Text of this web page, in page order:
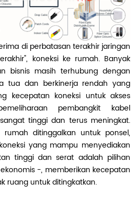
di perbatasan terakhir jaringan
koneksi ke rumah. Banyak
bisnis masih terhubung dengan
tua dan berkinerja rendah yang
kecepatan koneksi untuk akses
pembangkit kabel
tinggi dan terus meningkat.
ditinggalkan untuk ponsel,
yang mampu menyediakan
tinggi dan serat adalah pilihan
-, memberikan kecepatan
ruang untuk ditingkatkan.